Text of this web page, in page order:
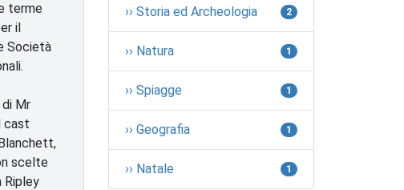
terme
il
Società
Mr
cast
scelte
Ripley
›› Storia ed Archeologia 2
›› Natura 1
›› Spiagge 1
›› Geografia 1
›› Natale 1